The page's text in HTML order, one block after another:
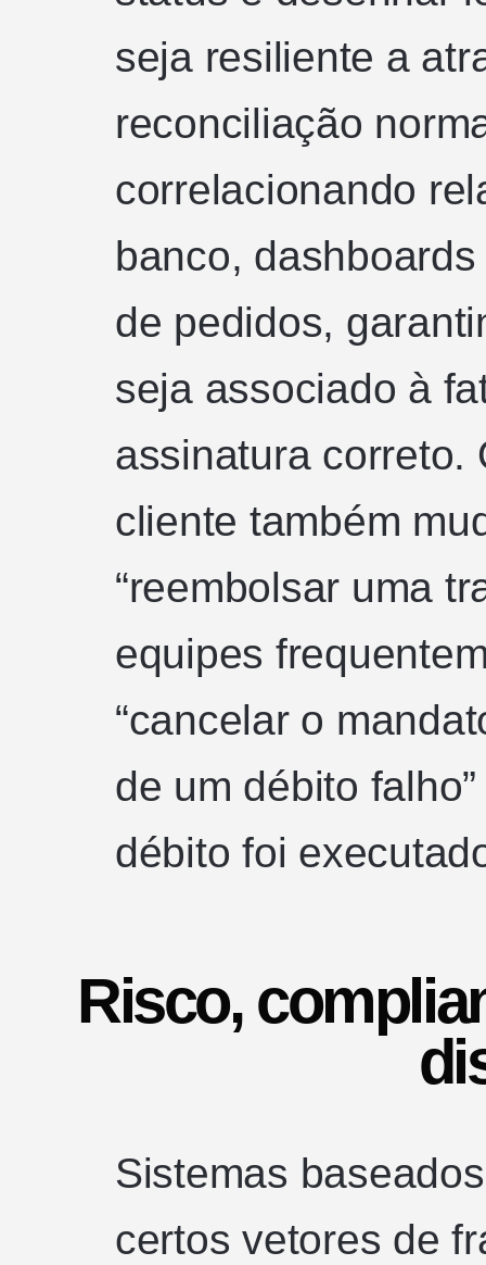
seja resiliente a
reconciliação
correlacionando
banco,
de pedidos,
seja associado à
assinatura correto.
cliente também
“reembolsar uma
equipes
“cancelar o
de um débito
débito foi
Risco,
Sistemas
certos vetores de